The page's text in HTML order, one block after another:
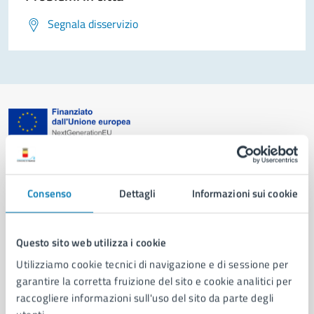
Consenso Dettagli Informazioni sui cookie
Questo sito web utilizza i cookie
Utilizziamo cookie tecnici di navigazione e di sessione per
garantire la corretta fruizione del sito e cookie analitici per
raccogliere informazioni sull'uso del sito da parte degli
Segnala disservizio
Organi di governo
Municipalità
Uffici
Enti e fondazioni
Politici